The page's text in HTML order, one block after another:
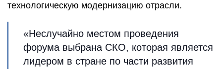
технологическую модернизацию отрасли.
«Неслучайно местом проведения
форума выбрана СКО, которая является
лидером в стране по части развития